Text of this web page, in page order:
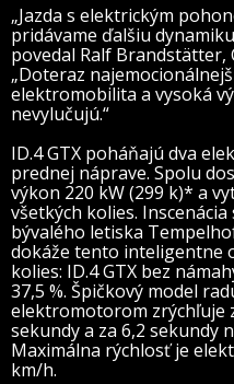
„Jazda s elektrickým
pridávame ďalšiu
povedal Ralf Brandstätter,
„Doteraz
elektromobilita a vysoká
nevylučujú.“
ID.4 GTX poháňajú dva
prednej náprave. Spolu
výkon 220 kW (299 k)* a
všetkých kolies.
bývalého letiska
dokáže tento inteligentne
kolies: ID.4 GTX bez
37,5 %. Špičkový model
elektromotorom zrýchľuje
sekundy a za 6,2 sekundy
Maximálna rýchlosť je
km/h.